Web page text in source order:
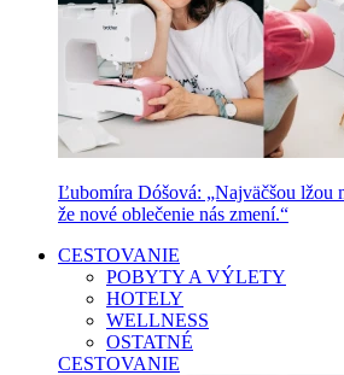
Ľubomíra Dóšová: „Najväčšou lžou
že nové oblečenie nás zmení.“
CESTOVANIE
POBYTY A VÝLETY
HOTELY
WELLNESS
OSTATNÉ
CESTOVANIE